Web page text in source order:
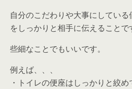
自分のこだわりや大事にしてい
をしっかりと相手に伝えることで
些細なことでもいいです。
例えば、、、
・トイレの便座はしっかりと絞め